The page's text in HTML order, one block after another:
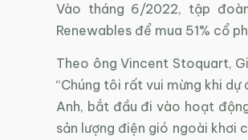
Vào tháng 6/2022, tập
Renewables để mua 51% cổ
Theo ông Vincent Stoquart,
“Chúng tôi rất vui mừng khi
Anh, bắt đầu đi vào hoạt
sản lượng điện gió ngoài khơi